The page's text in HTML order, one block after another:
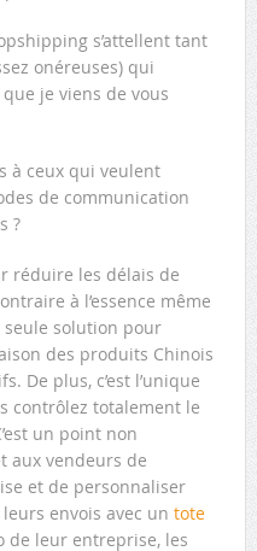
s’attellent tant
onéreuses) qui
je viens de vous
à ceux qui veulent
de communication
?
réduire les délais de
à l’essence même
seule solution pour
des produits Chinois
De plus, c’est l’unique
contrôlez totalement le
un point non
aux vendeurs de
et de personnaliser
envois avec un tote
de leur entreprise, les